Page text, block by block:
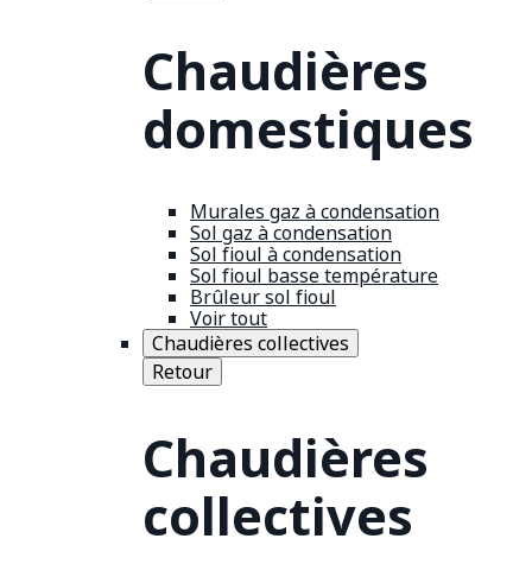
Chaudières
domestiques
Murales gaz à condensation
Sol gaz à condensation
Sol fioul à condensation
Sol fioul basse température
Brûleur sol fioul
Voir tout
Chaudières collectives
Retour
Chaudières
collectives